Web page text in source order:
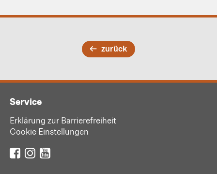
zurück
Service
Erklärung zur Barrierefreiheit
Cookie Einstellungen